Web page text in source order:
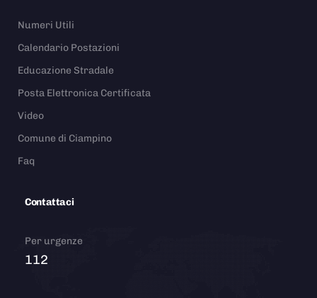
Numeri Utili
Calendario Postazioni
Educazione Stradale
Posta Elettronica Certificata
Video
Comune di Ciampino
Faq
Contattaci
Per urgenze
112